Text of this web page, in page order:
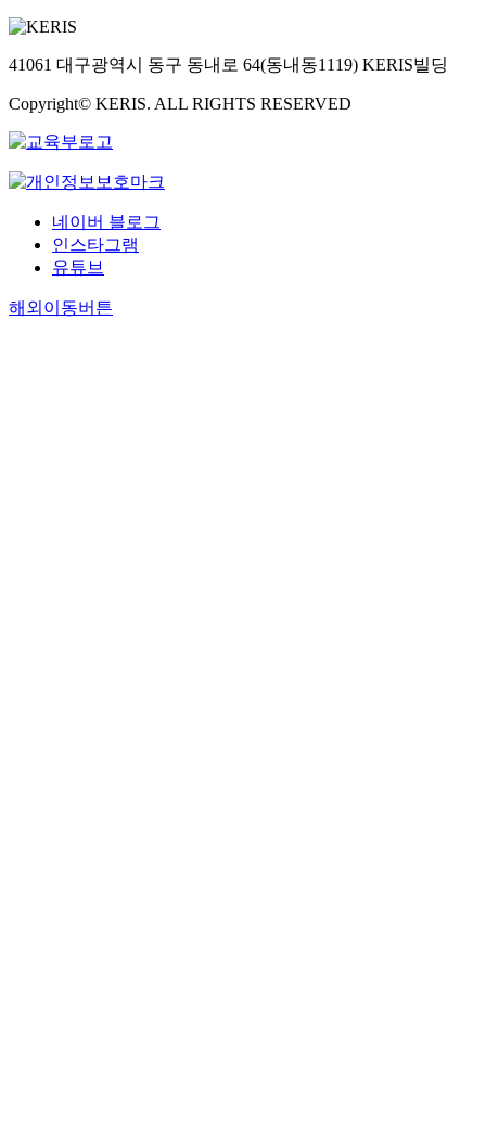
41061 대구광역시 동구 동내로 64(동내동1119) KERIS빌딩
Copyright© KERIS. ALL RIGHTS RESERVED
네이버 블로그
인스타그램
유튜브
해외이동버튼